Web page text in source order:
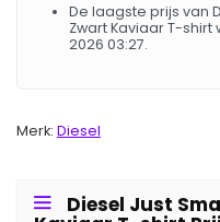
De laagste prijs van
Zwart Kaviaar T-
2026 03:27.
Merk: Diesel
Diesel Just